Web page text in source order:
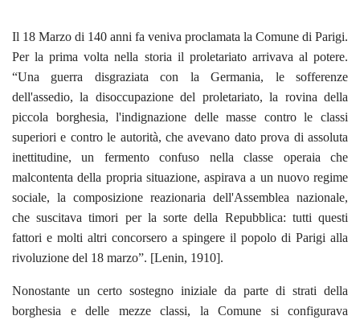
Il 18 Marzo di 140 anni fa veniva proclamata la Comune di Parigi.
Per la prima volta nella storia il proletariato arrivava al potere.
“Una guerra disgraziata con la Germania, le sofferenze
dell'assedio, la disoccupazione del proletariato, la rovina della
piccola borghesia, l'indignazione delle masse contro le classi
superiori e contro le autorità, che avevano dato prova di assoluta
inettitudine, un fermento confuso nella classe operaia che
malcontenta della propria situazione, aspirava a un nuovo regime
sociale, la composizione reazionaria dell'Assemblea nazionale,
che suscitava timori per la sorte della Repubblica: tutti questi
fattori e molti altri concorsero a spingere il popolo di Parigi alla
rivoluzione del 18 marzo”. [Lenin, 1910].
Nonostante un certo sostegno iniziale da parte di strati della
borghesia e delle mezze classi, la Comune si configurava